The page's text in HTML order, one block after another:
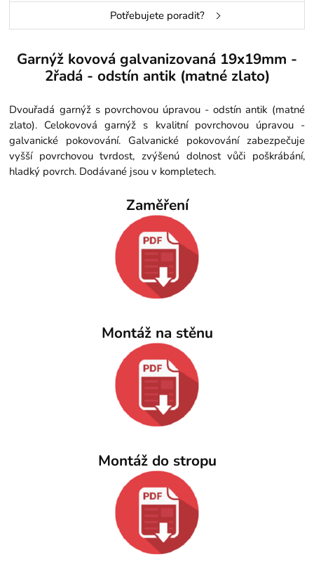
Potřebujete poradit?
Garnýž kovová galvanizovaná 19x19mm -
2řadá - odstín antik (matné zlato)
Dvouřadá garnýž s povrchovou úpravou - odstín antik (matné
zlato). Celokovová garnýž s kvalitní povrchovou úpravou -
galvanické pokovování. Galvanické pokovování zabezpečuje
vyšší povrchovou tvrdost, zvýšenú dolnost vůči poškrábání,
hladký povrch. Dodávané jsou v kompletech.
Zaměření
Montáž na stěnu
Montáž do stropu